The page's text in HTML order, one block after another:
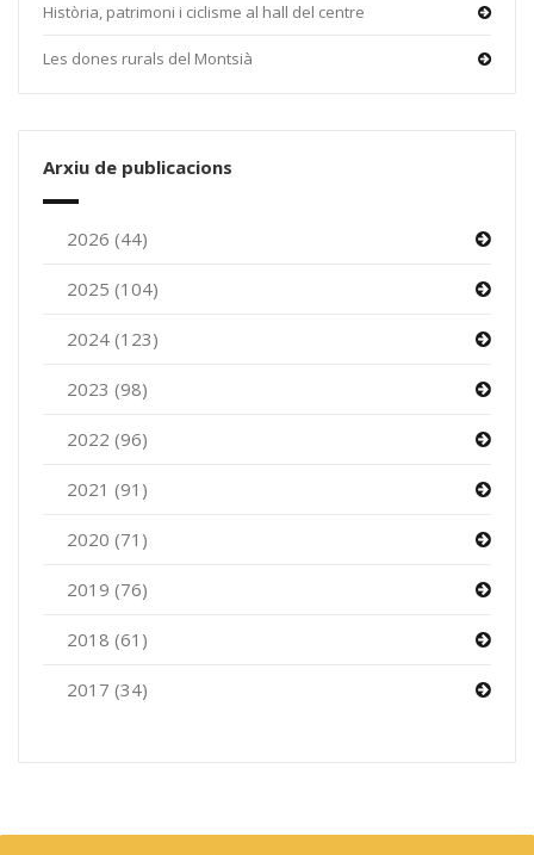
Història, patrimoni i ciclisme al hall del centre
Les dones rurals del Montsià
Arxiu de publicacions
2026 (44)
2025 (104)
2024 (123)
2023 (98)
2022 (96)
2021 (91)
2020 (71)
2019 (76)
2018 (61)
2017 (34)